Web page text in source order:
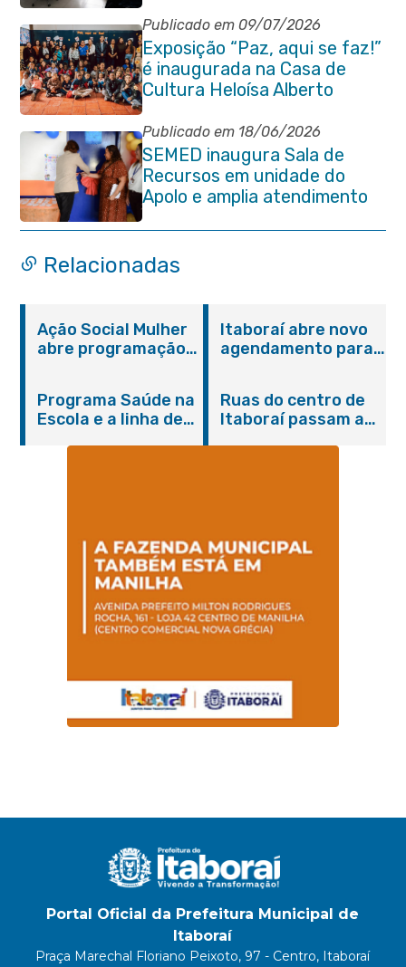
Publicado em 09/07/2026
Exposição “Paz, aqui se faz!”
é inaugurada na Casa de
Cultura Heloísa Alberto
Torres
Publicado em 18/06/2026
SEMED inaugura Sala de
Recursos em unidade do
Apolo e amplia atendimento
especializado na rede
municipal
Relacionadas
Ação Social Mulher
abre programação
serviços gratuitos e
orientações
Itaboraí abre novo
agendamento para
Programa Saúde na
Escola e a linha de
Magalhães Seabra
Ruas do centro de
Itaboraí passam a
Portal Oficial da Prefeitura Municipal de
Itaboraí
Praça Marechal Floriano Peixoto, 97 - Centro, Itaboraí